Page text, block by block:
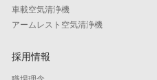
車載空気清浄機
アームレスト空気清浄機
採用情報